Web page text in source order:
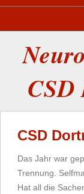
CSD
CSD
Das Jahr war
Trennung.
Hat all die